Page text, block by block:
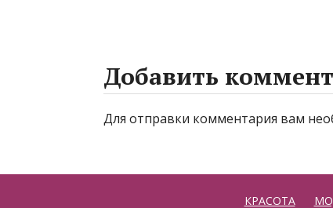
Добавить
Для отправки комментария вам
КРАСОТА